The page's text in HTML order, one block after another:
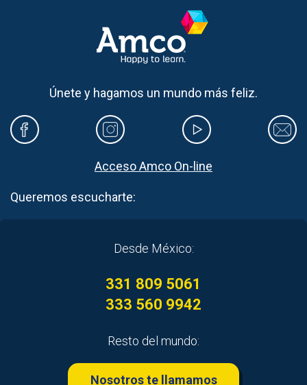
Únete y hagamos un mundo más feliz.
Acceso Amco On-line
Queremos escucharte:
Desde México:
331 809 5061
333 560 9942
Resto del mundo:
Nosotros te llamamos